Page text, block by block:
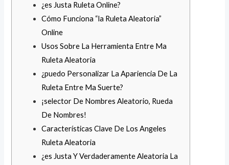
¿es Justa Ruleta Online?
Cómo Funciona “la Ruleta Aleatoria”
Online
Usos Sobre La Herramienta Entre Ma
Ruleta Aleatoria
¿puedo Personalizar La Apariencia De La
Ruleta Entre Ma Suerte?
¡selector De Nombres Aleatorio, Rueda
De Nombres!
Características Clave De Los Angeles
Ruleta Aleatoria
¿es Justa Y Verdaderamente Aleatoria La